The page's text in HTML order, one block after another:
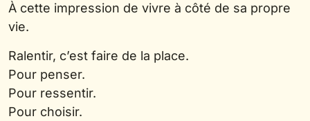
À cette impression de vivre à côté de sa propre
vie.
Ralentir, c’est faire de la place.
Pour penser.
Pour ressentir.
Pour choisir.